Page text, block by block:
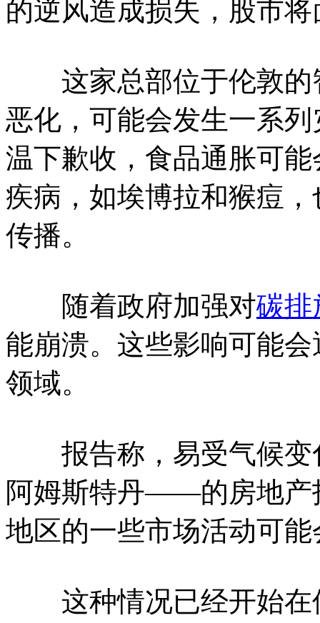
的逆风造成损失，股市
这家总部位于伦敦的
恶化，可能会发生一系
温下歉收，食品通胀可
疾病，如埃博拉和猴痘
传播。
随着政府加强对碳排
能崩溃。这些影响可能
领域。
报告称，易受气候变
阿姆斯特丹——的房地产
地区的一些市场活动可
这种情况已经开始在